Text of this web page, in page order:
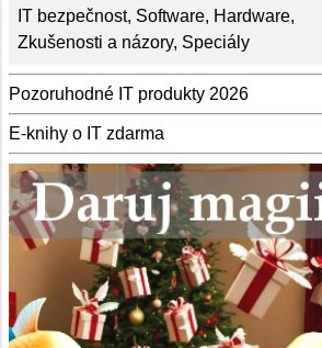
IT bezpečnost, Software, Hardware,
Zkušenosti a názory, Speciály
Pozoruhodné IT produkty 2026
E-knihy o IT zdarma